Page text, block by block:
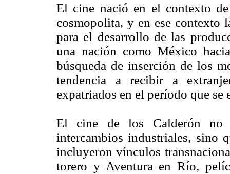
El cine nació en el contexto
cosmopolita, y en ese contexto
para el desarrollo de las
una nación como México
búsqueda de inserción de los
tendencia a recibir a
expatriados en el período que se
El cine de los Calderón no
intercambios industriales, sino
incluyeron vínculos
torero y Aventura en Río,